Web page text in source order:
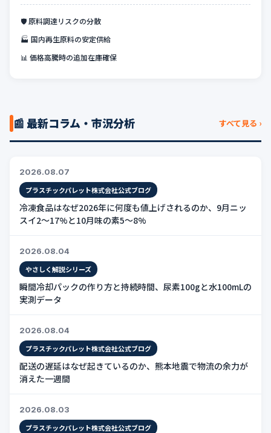
🛡️ 原料調達リスクの分散
🏭 国内再生原料の安定供給
📊 価格高騰時の追加在庫確保
📰 最新コラム・市況分析 すべて見る ›
2026.08.07
プラスチックパレット株式会社公式ブログ
冷凍食品はなぜ2026年に何度も値上げされるのか、9月ニッ
スイ2〜17%と10月味の素5〜8%
2026.08.04
やさしく解説シリーズ
瞬間冷却パックの作り方と持続時間、尿素100gと水100mLの
実測データ
2026.08.04
プラスチックパレット株式会社公式ブログ
配送の遅延はなぜ起きているのか、熊本地震で物流の余力が
消えた一週間
2026.08.03
プラスチックパレット株式会社公式ブログ